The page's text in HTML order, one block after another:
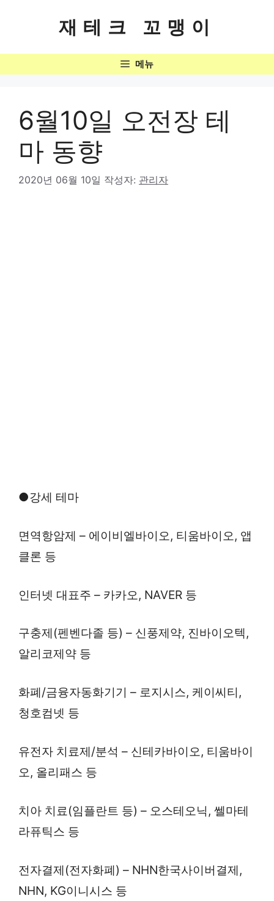
로
재테크 꼬맹이
메뉴
6월10일 오전장 테
마 동향
2020년 06월 10일 작성자: 관리자
●강세 테마
면역항암제 – 에이비엘바이오, 티움바이오, 앱
클론 등
인터넷 대표주 – 카카오, NAVER 등
구충제(펜벤다졸 등) – 신풍제약, 진바이오텍,
알리코제약 등
화폐/금융자동화기기 – 로지시스, 케이씨티,
청호컴넷 등
유전자 치료제/분석 – 신테카바이오, 티움바이
오, 올리패스 등
치아 치료(임플란트 등) – 오스테오닉, 쎌마테
라퓨틱스 등
전자결제(전자화폐) – NHN한국사이버결제,
NHN, KG이니시스 등